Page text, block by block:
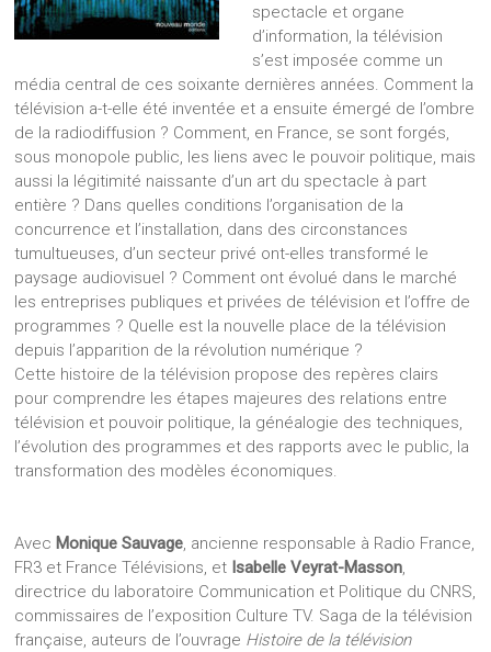
spectacle et organe
d’information, la télévision
s’est imposée comme un
média central de ces soixante dernières années. Comment la
télévision a-t-elle été inventée et a ensuite émergé de l’ombre
de la radiodiffusion ? Comment, en France, se sont forgés,
sous monopole public, les liens avec le pouvoir politique, mais
aussi la légitimité naissante d’un art du spectacle à part
entière ? Dans quelles conditions l’organisation de la
concurrence et l’installation, dans des circonstances
tumultueuses, d’un secteur privé ont-elles transformé le
paysage audiovisuel ? Comment ont évolué dans le marché
les entreprises publiques et privées de télévision et l’offre de
programmes ? Quelle est la nouvelle place de la télévision
depuis l’apparition de la révolution numérique ?
Cette histoire de la télévision propose des repères clairs
pour comprendre les étapes majeures des relations entre
télévision et pouvoir politique, la généalogie des techniques,
l’évolution des programmes et des rapports avec le public, la
transformation des modèles économiques.
Avec Monique Sauvage , ancienne responsable à Radio France,
FR3 et France Télévisions, et Isabelle Veyrat-Masson
directrice du laboratoire Communication et Politique du CNRS,
commissaires de l’exposition Culture TV. Saga de la télévision
française, auteurs de l’ouvrage Histoire de la télévision